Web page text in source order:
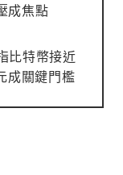
成焦點
比特幣接近
成關鍵門檻